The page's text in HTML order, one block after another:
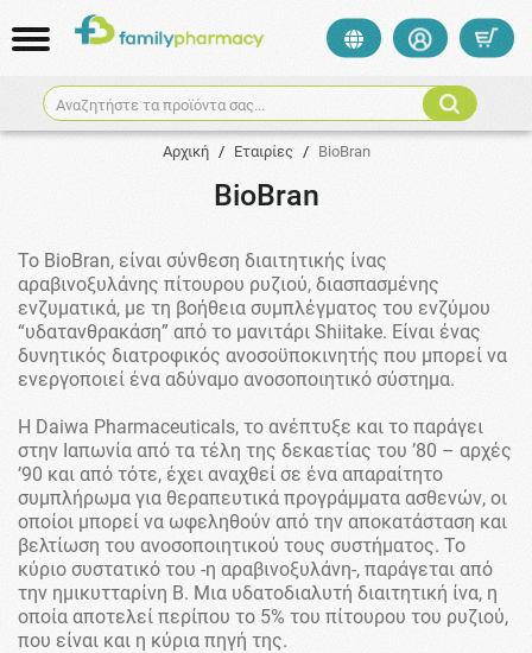
Αναζητήστε τα προϊόντα σας...
Αρχική / Εταιρίες / BioBran
BioBran
Το BioBran, είναι σύνθεση διαιτητικής ίνας
αραβινοξυλάνης πίτουρου ρυζιού, διασπασμένης
ενζυματικά, με τη βοήθεια συμπλέγματος του ενζύμου
“υδατανθρακάση” από το μανιτάρι Shiitake. Είναι ένας
δυνητικός διατροφικός ανοσοϋποκινητής που μπορεί να
ενεργοποιεί ένα αδύναμο ανοσοποιητικό σύστημα.
Η Daiwa Pharmaceuticals, το ανέπτυξε και το παράγει
στην Ιαπωνία από τα τέλη της δεκαετίας του ’80 – αρχές
’90 και από τότε, έχει αναχθεί σε ένα απαραίτητο
συμπλήρωμα για θεραπευτικά προγράμματα ασθενών, οι
οποίοι μπορεί να ωφεληθούν από την αποκατάσταση και
βελτίωση του ανοσοποιητικού τους συστήματος. Το
κύριο συστατικό του -η αραβινοξυλάνη-, παράγεται από
την ημικυτταρίνη Β. Μια υδατοδιαλυτή διαιτητική ίνα, η
οποία αποτελεί περίπου το 5% του πίτουρου του ρυζιού,
που είναι και η κύρια πηγή της.